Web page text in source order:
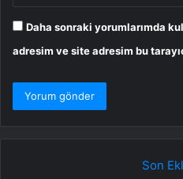
Daha sonraki yorumlarımda
adresim ve site adresim bu
Son